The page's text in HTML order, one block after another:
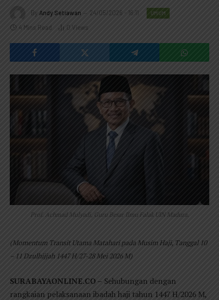
By Andy Setiawan 24/05/2026 - 16:11 UMUM
4 Mins Read 0 Views
Prof. Achmad Mulyadi, Guru Besar Ilmu Falak UIN Madura.
(Momentum Transit Utama Matahari pada Musim Haji, Tanggal 10
– 11 Dzulhijjah 1447 H/27-28 Mei 2026 M)
SURABAYAONLINE.CO – Sehubungan dengan
rangkaian pelaksanaan ibadah haji tahun 1447 H/2026 M,